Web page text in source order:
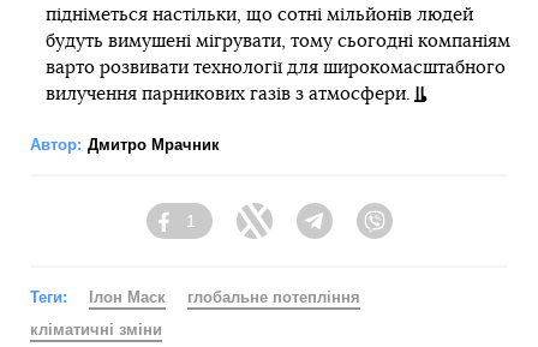
підніметься настільки, що сотні мільйонів людей
будуть вимушені мігрувати, тому сьогодні компаніям
варто розвивати технології для широкомасштабного
вилучення парникових газів з атмосфери.
Автор: Дмитро Мрачник
Facebook
1
Twitter Telegram
Теги: Ілон Маск
глобальне потепління
кліматичні зміни